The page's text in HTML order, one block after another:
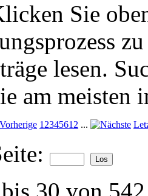
Sie
lesen.
am meisten
1 2345612 ...